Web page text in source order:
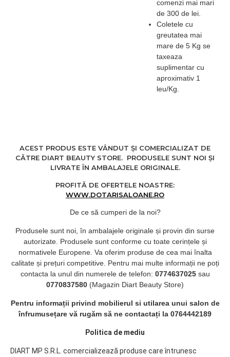
comenzi mai mari
de 300 de lei.
Coletele cu
greutatea mai
mare de 5 Kg se
taxeaza
suplimentar cu
aproximativ 1
leu/Kg.
ACEST PRODUS ESTE VÂNDUT ȘI COMERCIALIZAT DE
CĂTRE DIART BEAUTY STORE. PRODUSELE SUNT NOI ȘI
LIVRATE ÎN AMBALAJELE ORIGINALE.
PROFITĂ DE OFERTELE NOASTRE:
WWW.DOTARISALOANE.RO
De ce să cumperi de la noi?
Produsele sunt noi, în ambalajele originale și provin din surse
autorizate. Produsele sunt conforme cu toate cerințele și
normativele Europene. Va oferim produse de cea mai înalta
calitate și prețuri competitive. Pentru mai multe informații ne poți
contacta la unul din numerele de telefon: 0774637025 sau
0770837580 (Magazin Diart Beauty Store)
Pentru informații privind mobilierul si utilarea unui salon de
înfrumusețare vă rugăm să ne contactați la 0764442189
Politica de mediu
DIART MP S.R.L. comercializează produse care întrunesc